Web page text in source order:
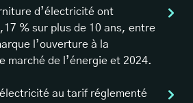
d’électricité ont
% sur plus de 10 ans, entre
l’ouverture à la
marché de l’énergie et 2024.
au tarif réglementé